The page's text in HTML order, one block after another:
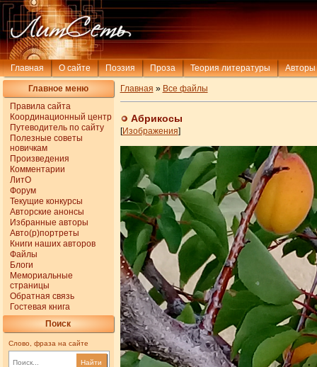
Главная О сайте Поэзия Проза Теория литературы Авторы
Главное меню
Правила сайта
Координационный центр
Путеводитель по сайту
Полезные советы
новичкам
Произведения
Комментарии
ЛитО
Форум
Текущие конкурсы
Авторские анонсы
Избранные авторы
Авто(р)портреты
Книги наших авторов
Файлы
Блоги
Мемориальные
страницы
Обратная связь
Гостевая книга
Поиск
Слово, фраза на сайте
Найти
Главная » Все файлы
Абрикосы
[Изображения]